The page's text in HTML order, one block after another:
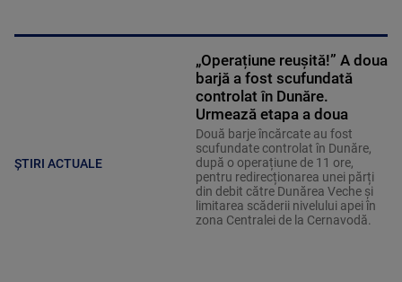
ȘTIRI ACTUALE
„Operațiune reușită!” A doua
barjă a fost scufundată
controlat în Dunăre.
Urmează etapa a doua
Două barje încărcate au fost
scufundate controlat în Dunăre,
după o operațiune de 11 ore,
pentru redirecționarea unei părți
din debit către Dunărea Veche și
limitarea scăderii nivelului apei în
zona Centralei de la Cernavodă.